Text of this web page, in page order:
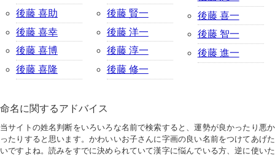
後藤 喜助
後藤 喜幸
後藤 喜博
後藤 喜隆
後藤 賢一
後藤 洋一
後藤 淳一
後藤 修一
後藤 喜一
後藤 智一
後藤 進一
命名に関するアドバイス
当サイトの姓名判断をいろいろな名前で検索すると、運勢が良かったり悪か
ったりすると思います。かわいいお子さんに字画の良い名前をつけてあげた
いですよね。読みをすでに決められていて漢字に悩んでいる方、逆に使いた